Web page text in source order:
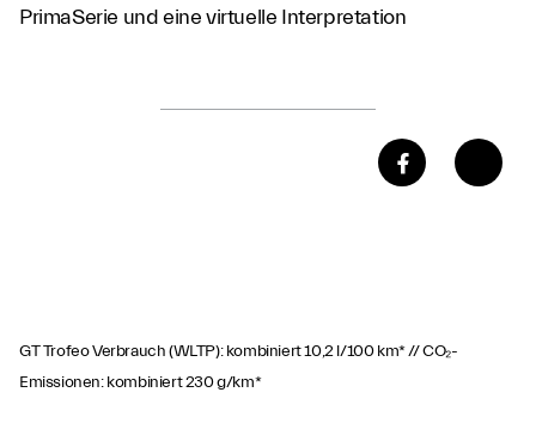
PrimaSerie und eine virtuelle Interpretation
GT Trofeo Verbrauch (WLTP): kombiniert 10,2 l/100 km* // CO₂-
Emissionen: kombiniert 230 g/km*